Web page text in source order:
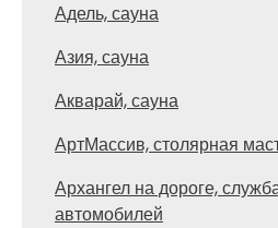
Адель, сауна
Азия, сауна
Акварай, сауна
АртМассив, столярная
Архангел на дороге,
автомобилей